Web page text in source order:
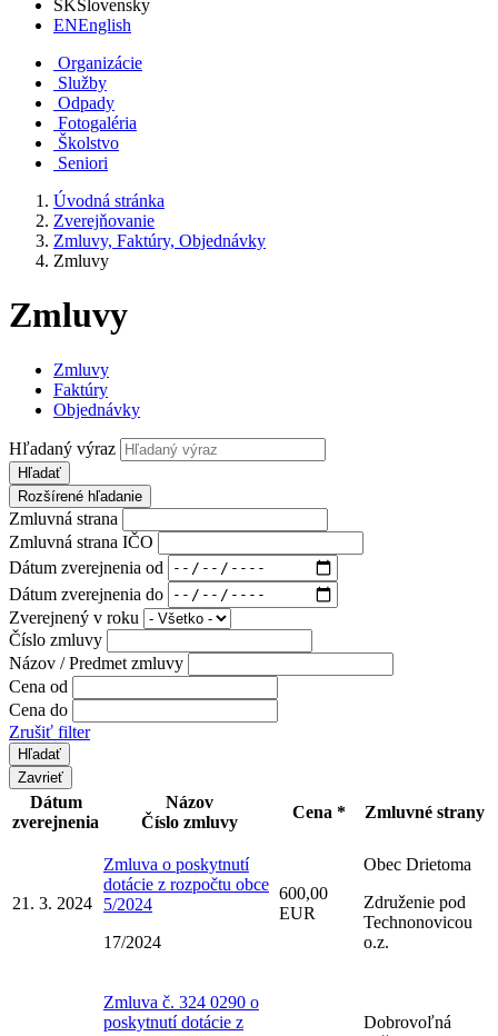
SKSlovensky
ENEnglish
Organizácie
Služby
Odpady
Fotogaléria
Školstvo
Seniori
Úvodná stránka
Zverejňovanie
Zmluvy, Faktúry, Objednávky
Zmluvy
Zmluvy
Zmluvy
Faktúry
Objednávky
Hľadaný výraz
Hľadať
Rozšírené hľadanie
Zmluvná strana
Zmluvná strana IČO
Dátum zverejnenia od
Dátum zverejnenia do
Zverejnený v roku
Číslo zmluvy
Názov / Predmet zmluvy
Cena od
Cena do
Zrušiť filter
Zavrieť
Dátum
zverejnenia
Názov
Číslo zmluvy
Cena * Zmluvné strany
21. 3. 2024
Zmluva o poskytnutí
dotácie z rozpočtu obce
5/2024
17/2024
600,00
EUR
Obec Drietoma
Združenie pod
Technonovicou
o.z.
Zmluva č. 324 0290 o
poskytnutí dotácie z
Dobrovoľná